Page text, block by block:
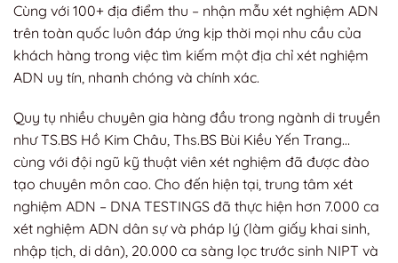
Cùng với 100+ địa điểm thu – nhận mẫu xét nghiệm ADN
trên toàn quốc luôn đáp ứng kịp thời mọi nhu cầu của
khách hàng trong việc tìm kiếm một địa chỉ xét nghiệm
ADN uy tín, nhanh chóng và chính xác.
Quy tụ nhiều chuyên gia hàng đầu trong ngành di truyền
như TS.BS Hồ Kim Châu, Ths.BS Bùi Kiều Yến Trang…
cùng với đội ngũ kỹ thuật viên xét nghiệm đã được đào
tạo chuyên môn cao. Cho đến hiện tại, trung tâm xét
nghiệm ADN – DNA TESTINGS đã thực hiện hơn 7.000 ca
xét nghiệm ADN dân sự và pháp lý (làm giấy khai sinh,
nhập tịch, di dân), 20.000 ca sàng lọc trước sinh NIPT và